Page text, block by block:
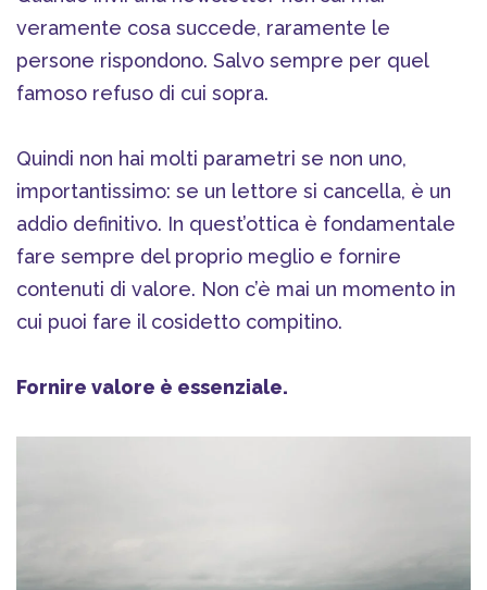
veramente cosa succede, raramente le
persone rispondono. Salvo sempre per quel
famoso refuso di cui sopra.
Quindi non hai molti parametri se non uno,
importantissimo: se un lettore si cancella, è un
addio definitivo. In quest’ottica è fondamentale
fare sempre del proprio meglio e fornire
contenuti di valore. Non c’è mai un momento in
cui puoi fare il cosidetto compitino.
Fornire valore è essenziale.